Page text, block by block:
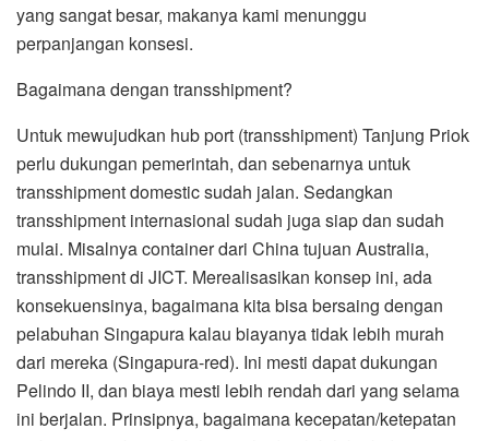
yang sangat besar, makanya kami menunggu
perpanjangan konsesi.
Bagaimana dengan transshipment?
Untuk mewujudkan hub port (transshipment) Tanjung Priok
perlu dukungan pemerintah, dan sebenarnya untuk
transshipment domestic sudah jalan. Sedangkan
transshipment internasional sudah juga siap dan sudah
mulai. Misalnya container dari China tujuan Australia,
transshipment di JICT. Merealisasikan konsep ini, ada
konsekuensinya, bagaimana kita bisa bersaing dengan
pelabuhan Singapura kalau biayanya tidak lebih murah
dari mereka (Singapura-red). Ini mesti dapat dukungan
Pelindo II, dan biaya mesti lebih rendah dari yang selama
ini berjalan. Prinsipnya, bagaimana kecepatan/ketepatan